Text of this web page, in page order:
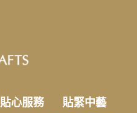
貼心服務 貼緊中藝